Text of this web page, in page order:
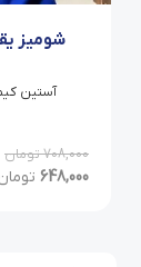
شومیز
آستین
708,000تومان
648,000